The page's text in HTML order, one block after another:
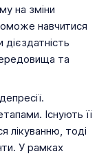
на зміни
навчитися
та
Існують її
лікуванню, тоді
У рамках